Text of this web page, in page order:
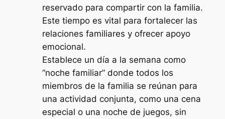
reservado para compartir con la familia.
Este tiempo es vital para fortalecer las
relaciones familiares y ofrecer apoyo
emocional.
Establece un día a la semana como
“noche familiar” donde todos los
miembros de la familia se reúnan para
una actividad conjunta, como una cena
especial o una noche de juegos, sin